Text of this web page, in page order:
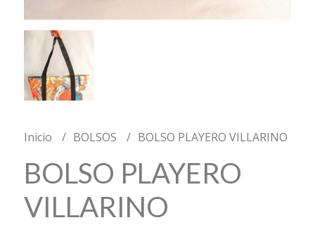
Inicio BOLSOS BOLSO PLAYERO VILLARINO
BOLSO PLAYERO
VILLARINO